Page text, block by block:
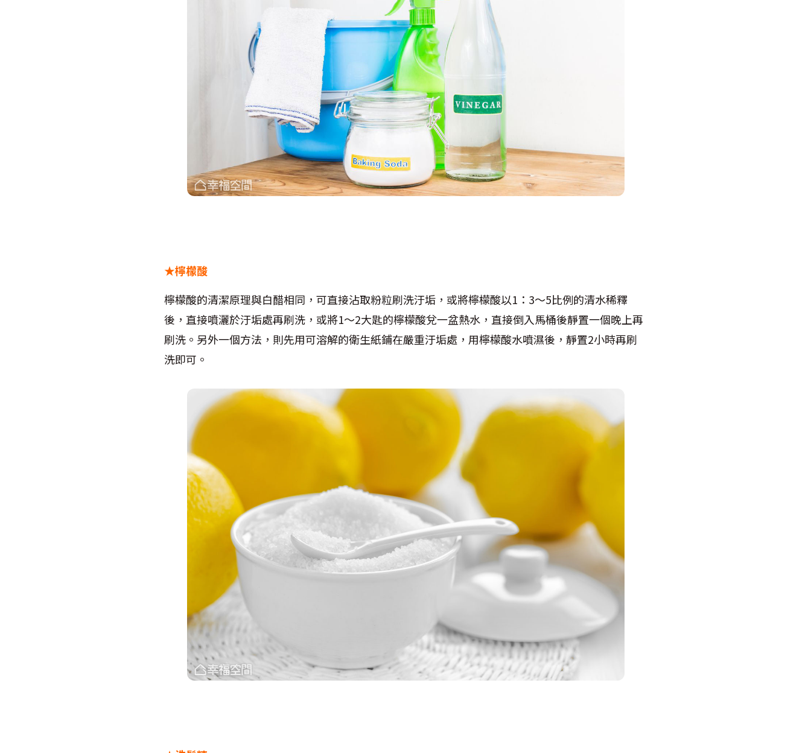
★檸檬酸
檸檬酸的清潔原理與白醋相同，可直接沾取粉粒刷洗汙垢，或將檸檬酸以1：3～5比例的清水稀釋
後，直接噴灑於汙垢處再刷洗，或將1～2大匙的檸檬酸兌一盆熱水，直接倒入馬桶後靜置一個晚上再
刷洗。另外一個方法，則先用可溶解的衛生紙鋪在嚴重汙垢處，用檸檬酸水噴濕後，靜置2小時再刷
洗即可。